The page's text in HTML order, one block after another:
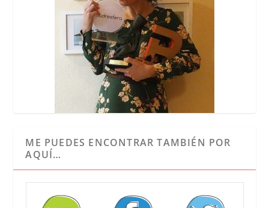
ME PUEDES ENCONTRAR TAMBIÉN POR
AQUÍ…